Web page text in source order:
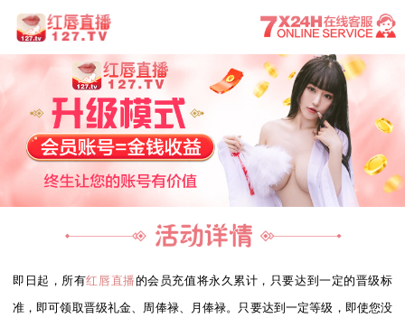
即日起，所有红唇直播的会员充值将永久累计，只要达到一定的晋级标
准，即可领取晋级礼金、周俸禄、月俸禄。只要达到一定等级，即使您没